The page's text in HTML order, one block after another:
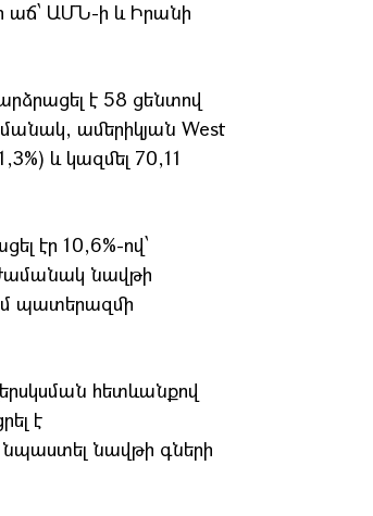
աճ՝ ԱՄՆ-ի և Իրանի
է 58 ցենտով
ամերիկյան West
և կազմել 70,11
էր 10,6%-ով՝
ժամանակ նավթի
պատերազմի
հետևանքով
է
նավթի գների